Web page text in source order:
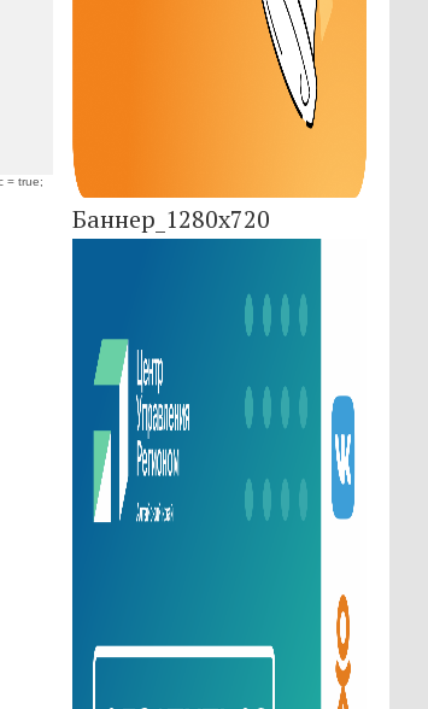
Баннер_1280x720
= true;